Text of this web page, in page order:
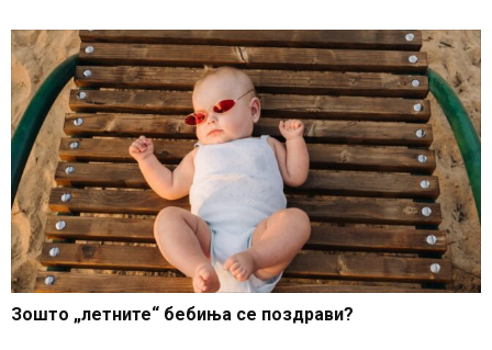
Зошто „летните“ бебиња се поздрави?